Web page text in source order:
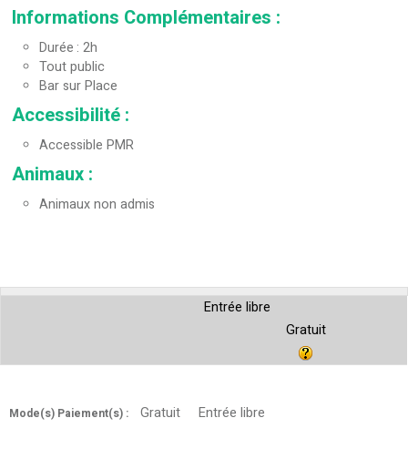
Informations Complémentaires :
Durée 2h
Tout public
Bar sur Place
Accessibilité :
Accessible PMR
Animaux :
Animaux non admis
Entrée libre
Gratuit
Mode(s) Paiement(s) : Gratuit Entrée libre